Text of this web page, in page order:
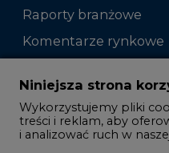
Raporty branżowe
Komentarze rynkowe
Zmiany kadrowe na
Studio CIRE
Rozmowy o
Niniejsza strona
Wykorzystujemy pliki
treści i reklam, aby
i analizować ruch w